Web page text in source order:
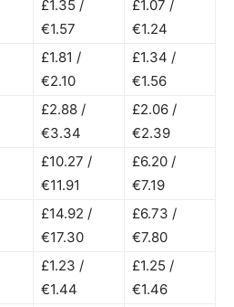
£1.35 /
€1.57
£1.07 /
€1.24
£1.81 /
€2.10
£1.34 /
€1.56
£2.88 /
€3.34
£2.06 /
€2.39
£10.27 /
€11.91
£6.20 /
€7.19
£14.92 /
€17.30
£6.73 /
€7.80
£1.23 /
€1.44
£1.25 /
€1.46